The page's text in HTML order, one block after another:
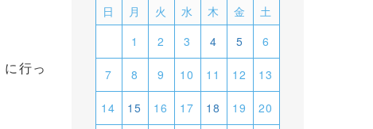
に行っ
日
月 火 水 木 金
土
1
2 3 4 5 6
7 8 9 10 11 12 13
14 15 16 17 18 19 20